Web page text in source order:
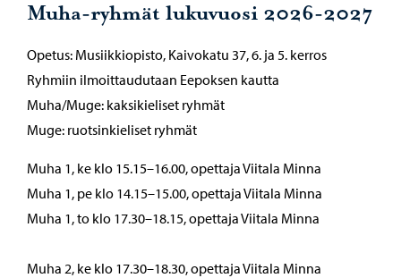
Muha-ryhmät lukuvuosi 2026-2027
Opetus: Musiikkiopisto, Kaivokatu 37, 6. ja 5. kerros
Ryhmiin ilmoittaudutaan Eepoksen kautta
Muha/Muge: kaksikieliset ryhmät
Muge: ruotsinkieliset ryhmät
Muha 1, ke klo 15.15–16.00, opettaja Viitala Minna
Muha 1, pe klo 14.15–15.00, opettaja Viitala Minna
Muha 1, to klo 17.30–18.15, opettaja Viitala Minna
Muha 2, ke klo 17.30–18.30, opettaja Viitala Minna